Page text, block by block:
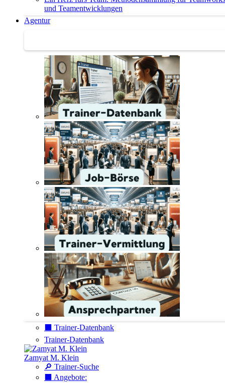
und Teamentwicklungen
Agentur
⬛️ Trainer-Datenbank
Trainer-Datenbank
Zamyat M. Klein
🔎 Trainer-Suche
⬛️ Angebote: